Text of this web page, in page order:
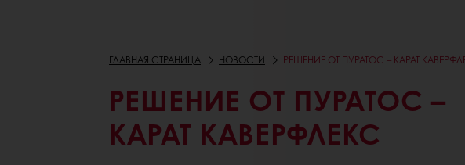
ГЛАВНАЯ СТРАНИЦА НОВОСТИ РЕШЕНИЕ ОТ ПУРАТОС – КАРАТ
РЕШЕНИЕ ОТ ПУРАТОС –
КАРАТ КАВЕРФЛЕКС